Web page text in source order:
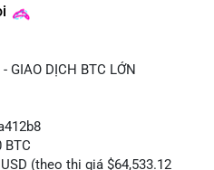
#digitalassetmarketclarityact
GIAO DỊCH BTC LỚN
BTC
(theo thị giá $64,533.12